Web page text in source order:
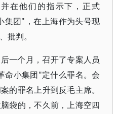
在他们的指示下，正式
团"，在上海作为头号现
批判。
一个月，召开了专案人员
命小集团"定什么罪名。会
的罪名上升到反毛主席。
袋的，不久前，上海空四